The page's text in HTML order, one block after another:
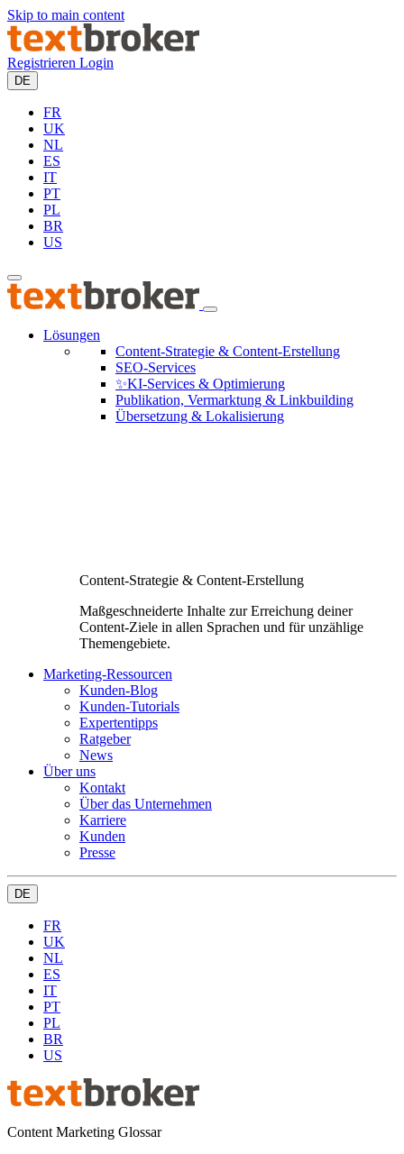
Skip to main content
Registrieren Login
DE
FR
UK
NL
ES
IT
PT
PL
BR
US
Lösungen
Content-Strategie & Content-Erstellung
SEO-Services
✨KI-Services & Optimierung
Publikation, Vermarktung & Linkbuilding
Übersetzung & Lokalisierung
Content-Strategie & Content-Erstellung
Maßgeschneiderte Inhalte zur Erreichung deiner
Content-Ziele in allen Sprachen und für unzählige
Themengebiete.
Marketing-Ressourcen
Kunden-Blog
Kunden-Tutorials
Expertentipps
Ratgeber
News
Über uns
Kontakt
Über das Unternehmen
Karriere
Kunden
Presse
DE
FR
UK
NL
ES
IT
PT
PL
BR
US
Content Marketing Glossar